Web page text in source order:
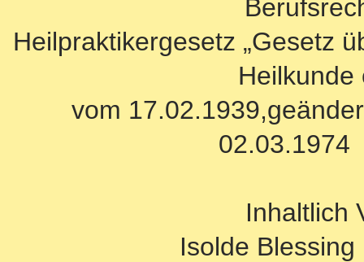
Heilpraktikergesetz „Gesetz
Heilkunde
vom
Inhaltlich
Isolde